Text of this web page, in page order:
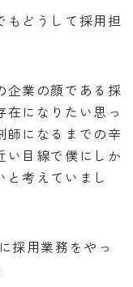
もどうして採用担
企業の顔である採
在になりたい思っ
師になるまでの辛
い目線で僕にしか
考えていまし
採用業務をやっ